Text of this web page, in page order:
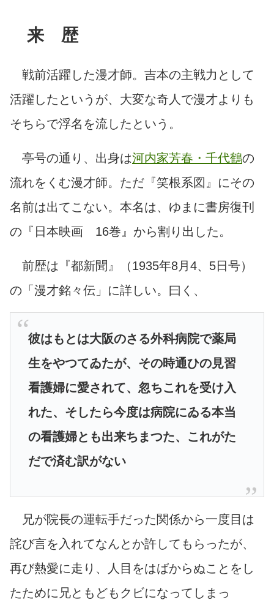
来 歴
戦前活躍した漫才師。吉本の主戦力として
活躍したというが、大変な奇人で漫才よりも
そちらで浮名を流したという。
亭号の通り、出身は河内家芳春・千代鶴の
流れをくむ漫才師。ただ『笑根系図』にその
名前は出てこない。本名は、ゆまに書房復刊
の『日本映画 16巻』から割り出した。
前歴は『都新聞』（1935年8月4、5日号）
の「漫才銘々伝」に詳しい。曰く、
彼はもとは大阪のさる外科病院で薬局
生をやつてゐたが、その時通ひの見習
看護婦に愛されて、忽ちこれを受け入
れた、そしたら今度は病院にゐる本当
の看護婦とも出来ちまつた、これがた
だで済む訳がない
兄が院長の運転手だった関係から一度目は
詫び言を入れてなんとか許してもらったが、
再び熱愛に走り、人目をはばからぬことをし
たために兄ともどもクビになってしまっ